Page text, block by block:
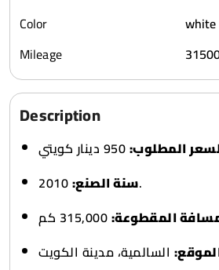
Color
white
Mileage
Description
المطلوب:
سنة الصنع:2010.
المقطوعة: